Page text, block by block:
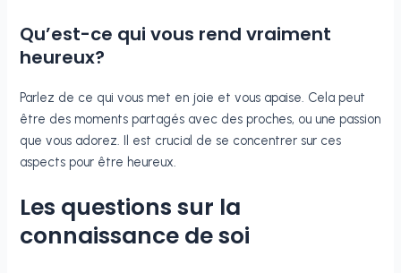
Qu’est-ce qui vous rend vraiment
heureux?
Parlez de ce qui vous met en joie et vous apaise. Cela peut
être des moments partagés avec des proches, ou une passion
que vous adorez. Il est crucial de se concentrer sur ces
aspects pour être heureux.
Les questions sur la
connaissance de soi